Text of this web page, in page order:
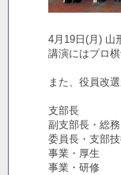
4月19日(月)
講演にはプロ
また、役員改
支部長
副支部長
委員長・支部
事業・
事業・